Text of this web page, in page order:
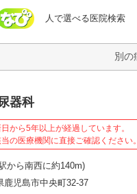
人で選べる医院検索
病院なび
器科
から5年以上が経過しています。
の医療機関に直接ご確認ください。
から南西に約140m)
鹿児島市中央町32-37